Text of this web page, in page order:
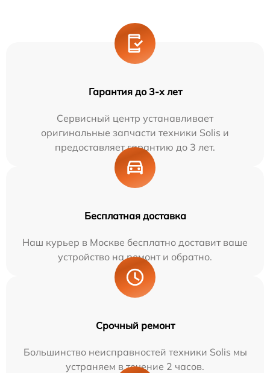
Гарантия до 3-х лет
Сервисный центр устанавливает
оригинальные запчасти техники Solis и
предоставляет гарантию до 3 лет.
Бесплатная доставка
Наш курьер в Москве бесплатно доставит ваше
устройство на ремонт и обратно.
Срочный ремонт
Большинство неисправностей техники Solis мы
устраняем в течение 2 часов.